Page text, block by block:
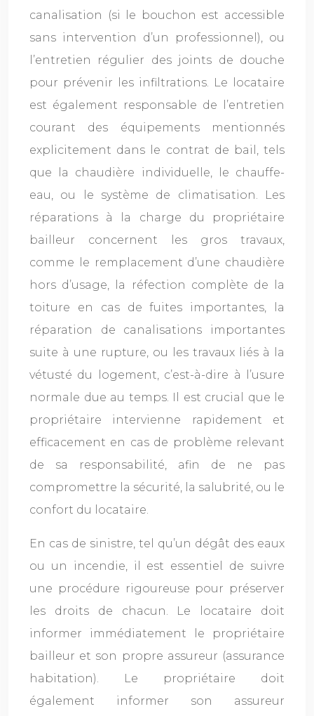
canalisation (si le bouchon est accessible
sans intervention d’un professionnel), ou
l’entretien régulier des joints de douche
pour prévenir les infiltrations. Le locataire
est également responsable de l’entretien
courant des équipements mentionnés
explicitement dans le contrat de bail, tels
que la chaudière individuelle, le chauffe-
eau, ou le système de climatisation. Les
réparations à la charge du propriétaire
bailleur concernent les gros travaux,
comme le remplacement d’une chaudière
hors d’usage, la réfection complète de la
toiture en cas de fuites importantes, la
réparation de canalisations importantes
suite à une rupture, ou les travaux liés à la
vétusté du logement, c’est-à-dire à l’usure
normale due au temps. Il est crucial que le
propriétaire intervienne rapidement et
efficacement en cas de problème relevant
de sa responsabilité, afin de ne pas
compromettre la sécurité, la salubrité, ou le
confort du locataire.
En cas de sinistre, tel qu’un dégât des eaux
ou un incendie, il est essentiel de suivre
une procédure rigoureuse pour préserver
les droits de chacun. Le locataire doit
informer immédiatement le propriétaire
bailleur et son propre assureur (assurance
habitation). Le propriétaire doit
également informer son assureur